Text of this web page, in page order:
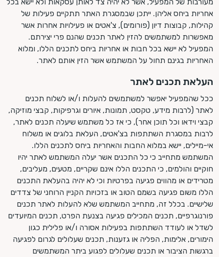
אחריות ביחס אליהן. ייתכן שבמסגרת האתר תתקיים פעילות של
קהילות, קבוצות דיון (פורומים), צ'אטים או פעילויות אחרות אשר
מאפשרות למשתמשים להזין לאתר תכנים שהנם פרי יצירתם.
המפעיל לא יישא בכל חבות או אחריות ביחס לתכנים הללו, ומלוא
האחריות בגינם תחול על המשתמש אשר הזין אותם לאתר.
העלאת תכנים לאתר
ככל שהמפעיל יאפשר למשתמשים להעלות ו/או לשלוח תכנים
לאתר (לרבות מידע, טקסט, תמונות, איורים וגרפיקות, קבצי מוזיקה,
קבצי וידאו וכל תוכן אחר), כי אז כל משתמש שיעלה תכנים לאתר,
לרבות במסגרת השתתפות בצ'אטים, העלאת בלוגים או משלוח
אי-מיילים, יישא במלוא החבות והאחריות ביחס לתכנים הללו.
המשתמש מתחייב כי כל התכנים אשר יעלה המשתמש לאתר יהיו
חוקיים והולמים, כי התכנים הללו אינם שקריים, מטעים, מעליבים,
מטרידים או מהווים פגיעה בפרטיות וכי לא יהיה בהעלאת התכנים
הללו משום פגיעה בשמם הטוב או בזכויות הקניין הרוחני של צדדים
שלישיים. בכלל זה, מתחייב המשתמש שלא להעלות לאתר תכנים
פורנוגרפיים, תכנים המכילים פגיעה בצנעת הפרט, תכנים המיועדים
לשדל או לעודד השתתפות בפעילות אסורה ו/או פלילית כגון
הימורים, אלימות, הפליה או גזענות, תכנים שעלולים לגרום לפגיעה
ברגשות הציבור או תכנים שעלולים לפגוע ביתר המשתמשים